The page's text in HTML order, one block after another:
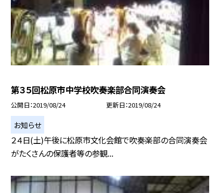
第３５回松原市中学校吹奏楽部合同演奏会
公開日 2019/08/24 更新日 2019/08/24
お知らせ
２４日(土)午後に松原市文化会館で吹奏楽部の合同演奏会
がたくさんの保護者等の参観...